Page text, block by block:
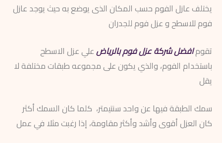
يختلف عازل الفوم حسب المكان الذى يوضع به حيث يوجد عازل
فوم للاسطح و عزل فوم للجدران
تقومافضل شركة عزل فوم بالرياضعلي عزل الاسطح
باستخدام الفوم، والذي يكون على مجموعه طبقات مختلفة لا
يقل
سمك الطبقة فيها عن واحد سنتيمتر، كلما كان السمك أكثر
كان العزل أقوى وأشد وأكثر مقاومة، إذا رغبت مثلا في عمل